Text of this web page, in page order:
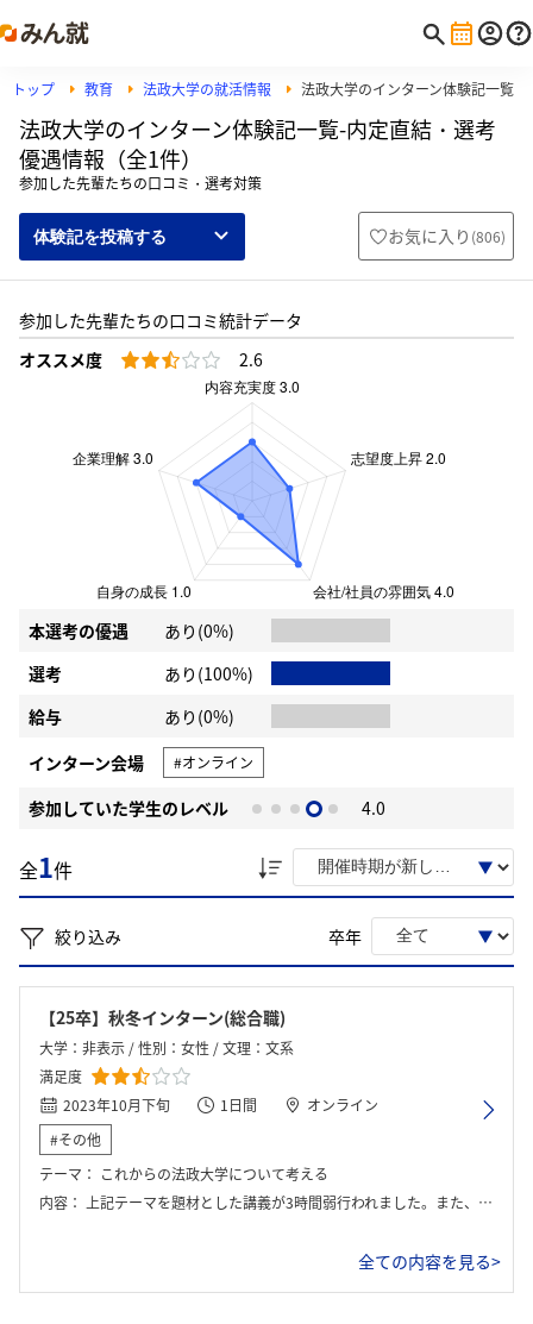
トップ 教育 法政大学の就活情報 法政大学のインターン体験記一覧
法政大学のインターン体験記一覧-内定直結・選考
優遇情報（全1件）
参加した先輩たちの口コミ・選考対策
体験記を投稿する お気に入り (806)
参加した先輩たちの口コミ統計データ
オススメ度
2.6
本選考の優遇
あり(0%)
選考
あり(100%)
給与
あり(0%)
インターン会場
#オンライン
参加していた学生のレベル 4.0
全1件
絞り込み 卒年
【25卒】秋冬インターン(総合職)
大学：非表示 / 性別：女性 / 文理：文系
満足度
2023年10月下旬
1日間
オンライン
#その他
テーマ： これからの法政大学について考える
内容： 上記テーマを題材とした講義が3時間弱行われました。また、講義後には社員さんとの座談会の機会も頂きました。
全ての内容を見る>